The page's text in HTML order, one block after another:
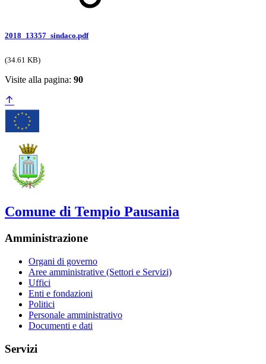
2018_13357_sindaco.pdf
(34.61 KB)
Visite alla pagina: 90
Comune di Tempio Pausania
Amministrazione
Organi di governo
Aree amministrative (Settori e Servizi)
Uffici
Enti e fondazioni
Politici
Personale amministrativo
Documenti e dati
Servizi